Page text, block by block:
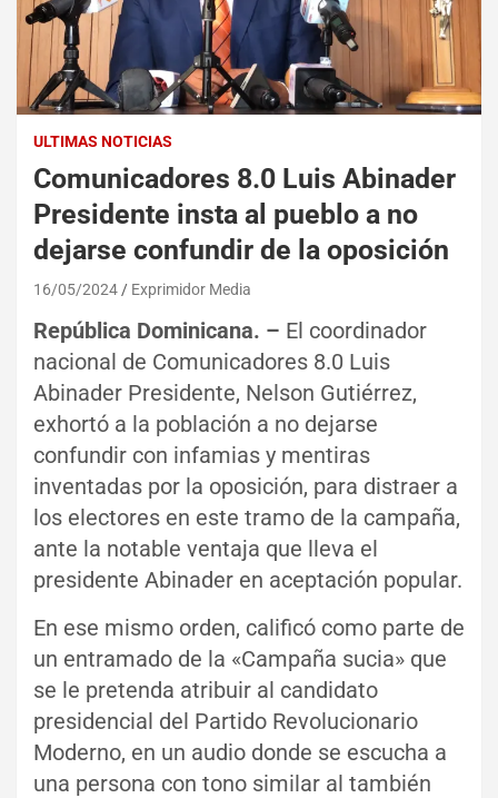
ULTIMAS NOTICIAS
Comunicadores 8.0 Luis Abinader
Presidente insta al pueblo a no
dejarse confundir de la oposición
16/05/2024 Exprimidor Media
República Dominicana. – El coordinador
nacional de Comunicadores 8.0 Luis
Abinader Presidente, Nelson Gutiérrez,
exhortó a la población a no dejarse
confundir con infamias y mentiras
inventadas por la oposición, para distraer a
los electores en este tramo de la campaña,
ante la notable ventaja que lleva el
presidente Abinader en aceptación popular.
En ese mismo orden, calificó como parte de
un entramado de la «Campaña sucia» que
se le pretenda atribuir al candidato
presidencial del Partido Revolucionario
Moderno, en un audio donde se escucha a
una persona con tono similar al también